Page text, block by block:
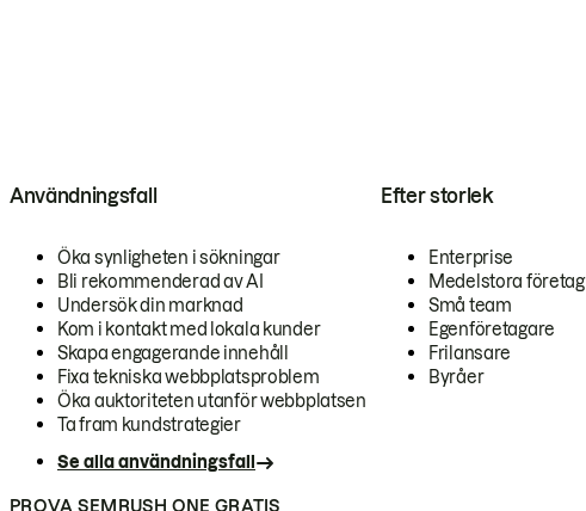
Användningsfall
Öka synligheten i sökningar
Bli rekommenderad av AI
Undersök din marknad
Kom i kontakt med lokala kunder
Skapa engagerande innehåll
Fixa tekniska webbplatsproblem
Öka auktoriteten utanför webbplatsen
Ta fram kundstrategier
Se alla användningsfall
Efter storlek
Enterprise
Medelstora företag
Små team
Egenföretagare
Frilansare
Byråer
PROVA SEMRUSH ONE GRATIS